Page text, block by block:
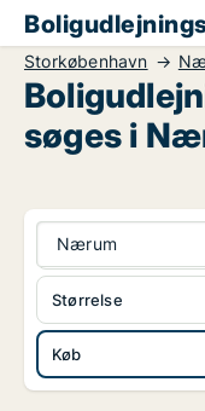
Storkøbenhavn
søges i
Nærum
Køb
Størrelse